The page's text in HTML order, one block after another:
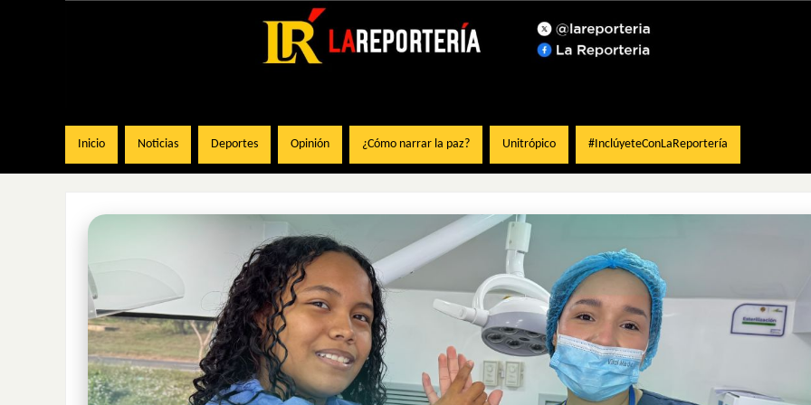
Inicio Noticias Deportes Opinión ¿Cómo narrar la paz? Unitrópico #InclúyeteConLaReportería